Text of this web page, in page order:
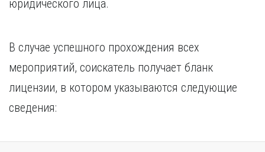
юридического лица.
В случае успешного прохождения всех
мероприятий, соискатель получает бланк
лицензии, в котором указываются следующие
сведения: